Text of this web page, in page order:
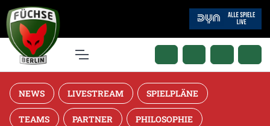
NEWS LIVESTREAM SPIELPLÄNE
TEAMS PARTNER PHILOSOPHIE